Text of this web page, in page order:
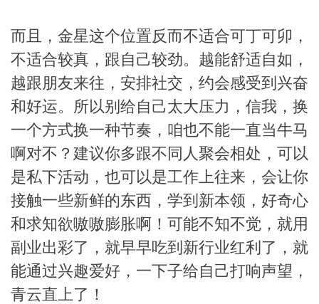
网
而且，金星这个位置反而不适合可丁可卯，
不适合较真，跟自己较劲。越能舒适自如，
越跟朋友来往，安排社交，约会感受到兴奋
和好运。所以别给自己太大压力，信我，换
一个方式换一种节奏，咱也不能一直当牛马
啊对不？建议你多跟不同人聚会相处，可以
是私下活动，也可以是工作上往来，会让你
接触一些新鲜的东西，学到新本领，好奇心
和求知欲嗷嗷膨胀啊！可能不知不觉，就用
副业出彩了，就早早吃到新行业红利了，就
能通过兴趣爱好，一下子给自己打响声望，
青云直上了！